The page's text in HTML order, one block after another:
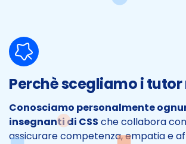
Perchè scegliamo i
Conosciamo personalmente
insegnanti di CSS che collabora
assicurare competenza, empatia e